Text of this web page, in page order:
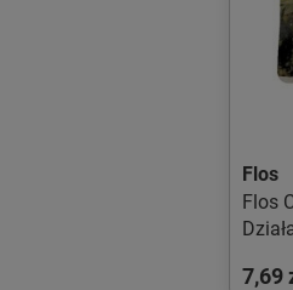
Flos
Flos
7,69